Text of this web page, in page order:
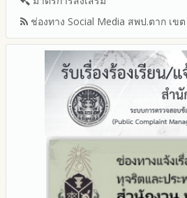
รายงานผลการดำเนินงานประจำปี
รายงานผลปี 2568
รายงานผลปี 2567
รายงานผลปี 2566
รายงานผลปี 2565
รายงานผลปี 2564
คู่มือหรือแนวทางการปฏิบัติงานของ
คู่มือหรือแนวทางการขอรับบริการสำ
ระบบการให้บริการผ่านช่องทางออน
My Office
ปีงบประมาณ
การเปิดโอกาสให้มีส่วนร่วมในการด
ใดโดยธรรมจรรยาของเจ้าพนักงานของ
การประเมินความเสี่ยงการทุจริต ใน
ประจำปีงบประมาณ
รายงานผลการดำเนินการตามแผนบ
ทุจริตของสำนักงานเขตพื้นที่การศึกษา
2569
2568
2567
2566
2565
รายงานผลการดำเนินการป้องกันกา
2568
2565
มาตรการเผยแพร่ข้อมูลต่อสาธารณะ
มาตรการส่งเสริมความโปร่งใสในการ
มาตราการจัดการเรื่องร้องเรียนการทุจ
มาตรการป้องกันการรับสินบน
มาตรการป้องกันการขัดกันระหว่างผล
มาตรการตรวจสอบการใช้ดุลพินิจ
มาตราการให้ผู้มีส่วนได้ส่วนเสียมีส่วน
ช่องทาง Social Media สพป.ตาก เข
Q&A / ชมเชย / เสนอแนะ
Facebook เพจ สพป.ตาก 2
Youtube ช่อง สพป.ตาก เขต 2
Youtube เรื่องเล่าข่าวตาก 2